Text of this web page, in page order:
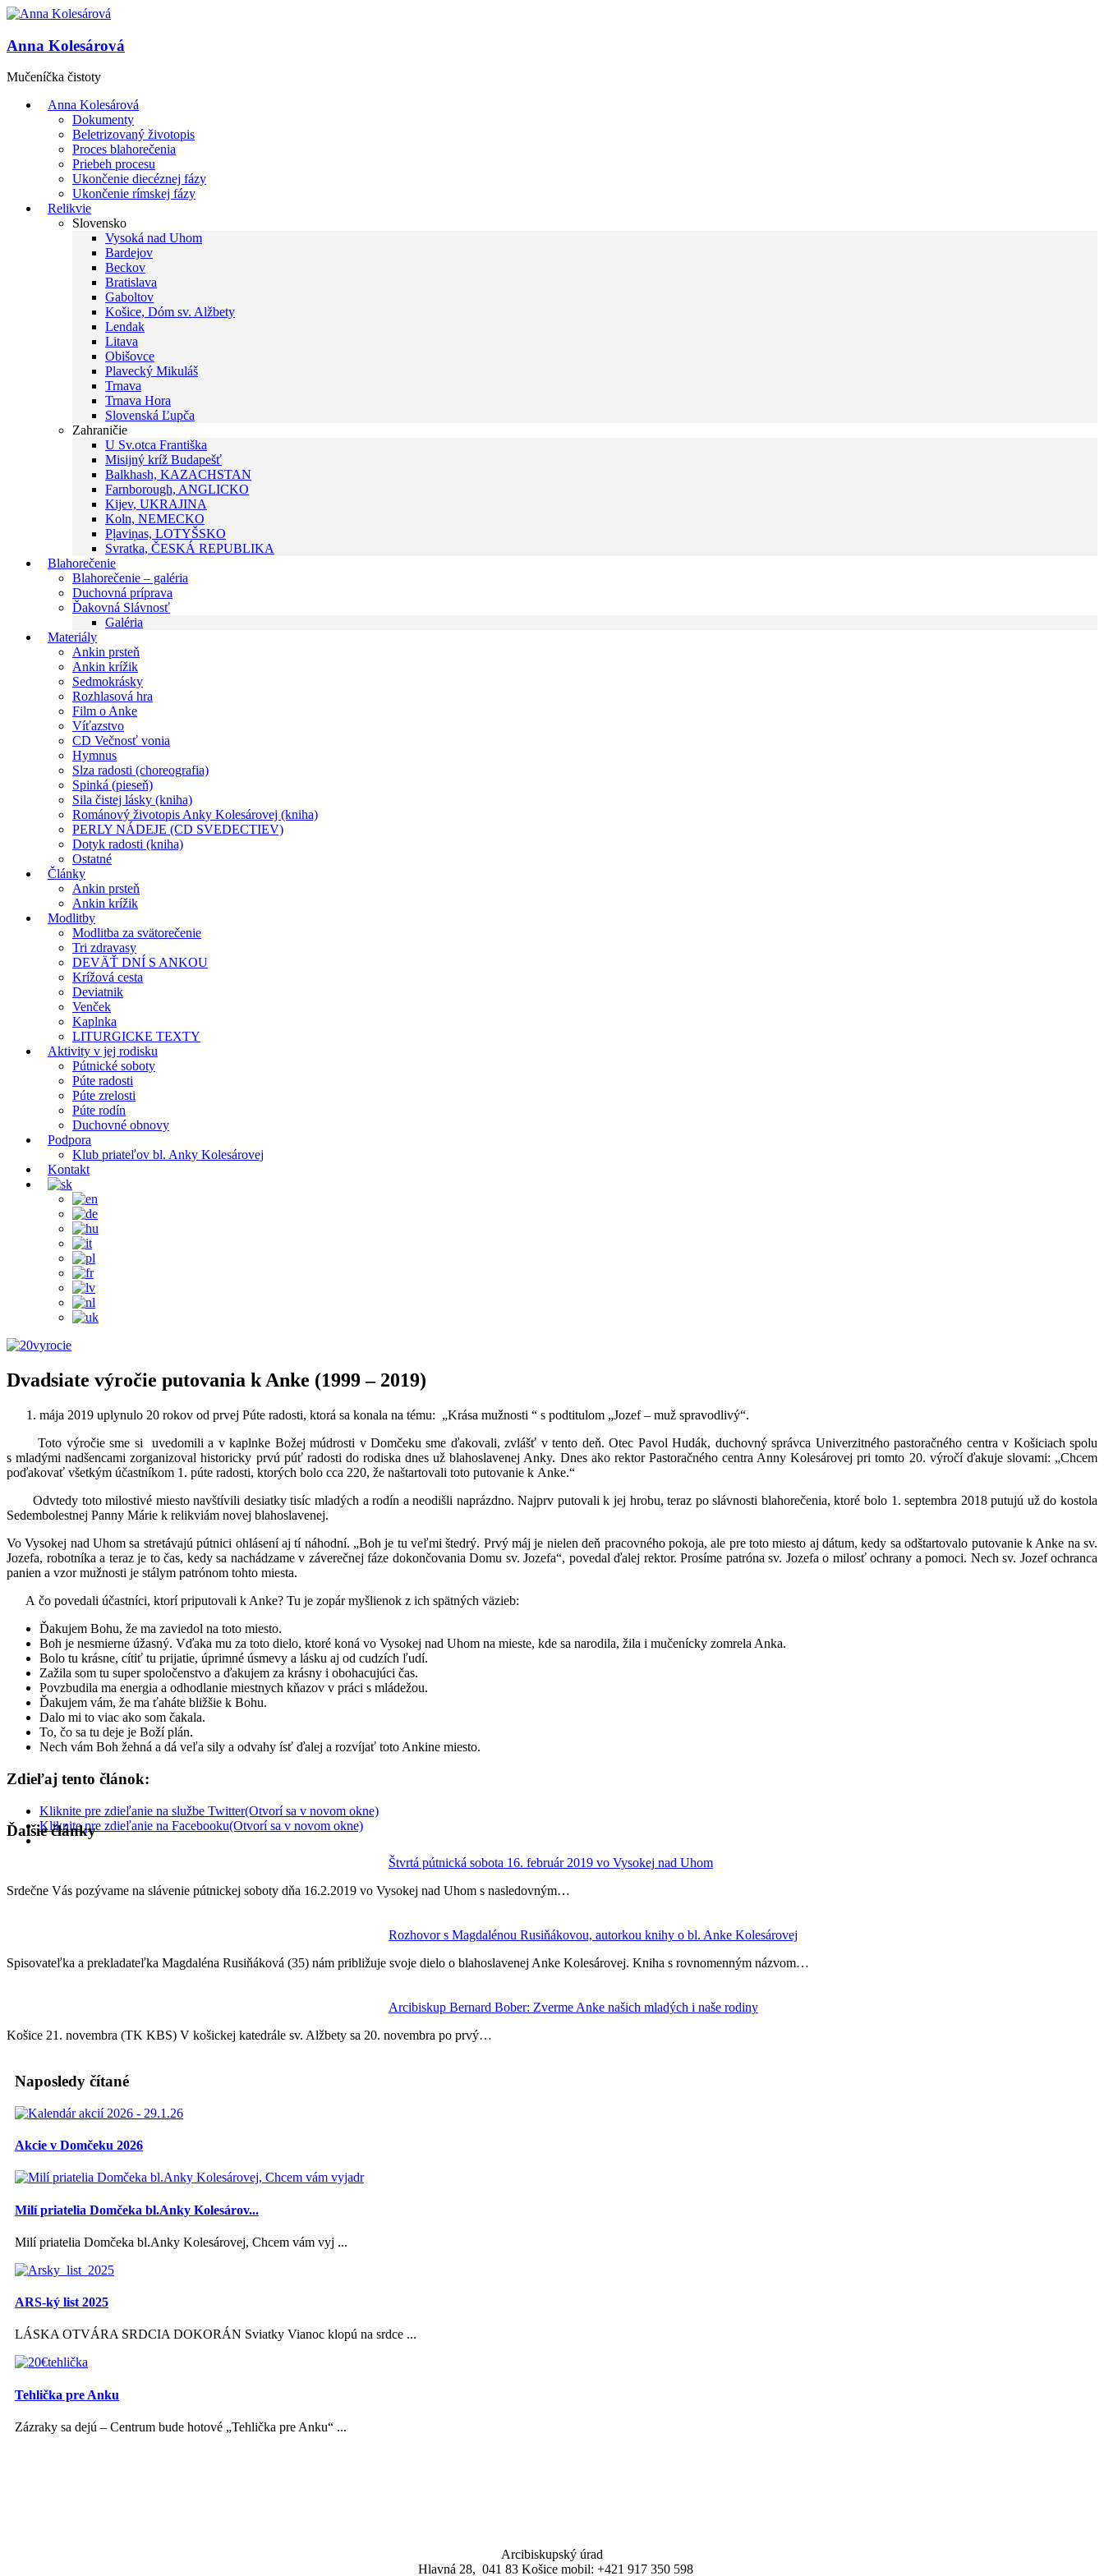
Anna Kolesárová
Mučeníčka čistoty
Anna Kolesárová
Dokumenty
Beletrizovaný životopis
Proces blahorečenia
Priebeh procesu
Ukončenie diecéznej fázy
Ukončenie rímskej fázy
Relikvie
Slovensko
Vysoká nad Uhom
Bardejov
Beckov
Bratislava
Gaboltov
Košice, Dóm sv. Alžbety
Lendak
Litava
Obišovce
Plavecký Mikuláš
Trnava
Trnava Hora
Slovenská Ľupča
Zahraničie
U Sv.otca Františka
Misijný kríž Budapešť
Balkhash, KAZACHSTAN
Farnborough, ANGLICKO
Kijev, UKRAJINA
Koln, NEMECKO
Pļaviņas, LOTYŠSKO
Svratka, ČESKÁ REPUBLIKA
Blahorečenie
Blahorečenie – galéria
Duchovná príprava
Ďakovná Slávnosť
Galéria
Materiály
Ankin prsteň
Ankin krížik
Sedmokrásky
Rozhlasová hra
Film o Anke
Víťazstvo
CD Večnosť vonia
Hymnus
Slza radosti (choreografia)
Spinká (pieseň)
Sila čistej lásky (kniha)
Románový životopis Anky Kolesárovej (kniha)
PERLY NÁDEJE (CD SVEDECTIEV)
Dotyk radosti (kniha)
Ostatné
Články
Ankin prsteň
Ankin krížik
Modlitby
Modlitba za svätorečenie
Tri zdravasy
DEVÄŤ DNÍ S ANKOU
Krížová cesta
Deviatnik
Venček
Kaplnka
LITURGICKE TEXTY
Aktivity v jej rodisku
Pútnické soboty
Púte radosti
Púte zrelosti
Púte rodín
Duchovné obnovy
Podpora
Klub priateľov bl. Anky Kolesárovej
Kontakt
Dvadsiate výročie putovania k Anke (1999 – 2019)
mája 2019 uplynulo 20 rokov od prvej Púte radosti, ktorá sa konala na tému: „Krása mužnosti “ s podtitulom „Jozef – muž spravodlivý“.
Toto výročie sme si uvedomili a v kaplnke Božej múdrosti v Domčeku sme ďakovali, zvlášť v tento deň. Otec Pavol Hudák, duchovný správca Univerzitného pastoračného centra v Košiciach spolu
s mladými nadšencami zorganizoval historicky prvú púť radosti do rodiska dnes už blahoslavenej Anky. Dnes ako rektor Pastoračného centra Anny Kolesárovej pri tomto 20. výročí ďakuje slovami: „Chcem
poďakovať všetkým účastníkom 1. púte radosti, ktorých bolo cca 220, že naštartovali toto putovanie k Anke.“
Odvtedy toto milostivé miesto navštívili desiatky tisíc mladých a rodín a neodišli naprázdno. Najprv putovali k jej hrobu, teraz po slávnosti blahorečenia, ktoré bolo 1. septembra 2018 putujú už do kostola
Sedembolestnej Panny Márie k relikviám novej blahoslavenej.
Vo Vysokej nad Uhom sa stretávajú pútnici ohlásení aj tí náhodní. „Boh je tu veľmi štedrý. Prvý máj je nielen deň pracovného pokoja, ale pre toto miesto aj dátum, kedy sa odštartovalo putovanie k Anke na sv.
Jozefa, robotníka a teraz je to čas, kedy sa nachádzame v záverečnej fáze dokončovania Domu sv. Jozefa“, povedal ďalej rektor. Prosíme patróna sv. Jozefa o milosť ochrany a pomoci. Nech sv. Jozef ochranca
panien a vzor mužnosti je stálym patrónom tohto miesta.
A čo povedali účastníci, ktorí priputovali k Anke? Tu je zopár myšlienok z ich spätných väzieb:
Ďakujem Bohu, že ma zaviedol na toto miesto.
Boh je nesmierne úžasný. Vďaka mu za toto dielo, ktoré koná vo Vysokej nad Uhom na mieste, kde sa narodila, žila i mučenícky zomrela Anka.
Bolo tu krásne, cítiť tu prijatie, úprimné úsmevy a lásku aj od cudzích ľudí.
Zažila som tu super spoločenstvo a ďakujem za krásny i obohacujúci čas.
Povzbudila ma energia a odhodlanie miestnych kňazov v práci s mládežou.
Ďakujem vám, že ma ťaháte bližšie k Bohu.
Dalo mi to viac ako som čakala.
To, čo sa tu deje je Boží plán.
Nech vám Boh žehná a dá veľa sily a odvahy ísť ďalej a rozvíjať toto Ankine miesto.
Zdieľaj tento článok:
Kliknite pre zdieľanie na službe Twitter(Otvorí sa v novom okne)
Kliknite pre zdieľanie na Facebooku(Otvorí sa v novom okne)
Ďalšie články
Štvrtá pútnická sobota 16. február 2019 vo Vysokej nad Uhom
Srdečne Vás pozývame na slávenie pútnickej soboty dňa 16.2.2019 vo Vysokej nad Uhom s nasledovným…
Rozhovor s Magdalénou Rusiňákovou, autorkou knihy o bl. Anke Kolesárovej
Spisovateľka a prekladateľka Magdaléna Rusiňáková (35) nám približuje svoje dielo o blahoslavenej Anke Kolesárovej. Kniha s rovnomenným názvom…
Arcibiskup Bernard Bober: Zverme Anke našich mladých i naše rodiny
Košice 21. novembra (TK KBS) V košickej katedrále sv. Alžbety sa 20. novembra po prvý…
Naposledy čítané
Akcie v Domčeku 2026
Milí priatelia Domčeka bl.Anky Kolesárov...
Milí priatelia Domčeka bl.Anky Kolesárovej, Chcem vám vyj ...
ARS-ký list 2025
LÁSKA OTVÁRA SRDCIA DOKORÁN Sviatky Vianoc klopú na srdce ...
Tehlička pre Anku
Zázraky sa dejú – Centrum bude hotové „Tehlička pre Anku“ ...
Arcibiskupský úrad
Hlavná 28, 041 83 Košice mobil: +421 917 350 598